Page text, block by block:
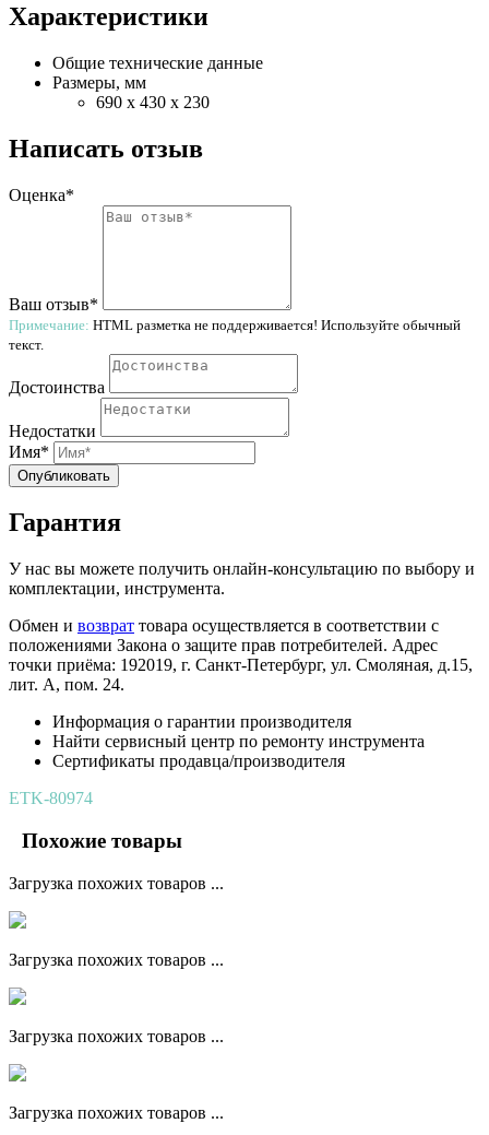
Характеристики
Общие технические данные
Размеры, мм
690 x 430 x 230
Написать отзыв
Оценка*
Ваш отзыв*
Примечание: HTML разметка не поддерживается! Используйте обычный
текст.
Достоинства
Недостатки
Имя*
Опубликовать
Гарантия
У нас вы можете получить онлайн-консультацию по выбору и
комплектации, инструмента.
Обмен и возврат товара осуществляется в соответствии с
положениями Закона о защите прав потребителей. Адрес
точки приёма: 192019, г. Санкт-Петербург, ул. Смоляная, д.15,
лит. А, пом. 24.
Информация о гарантии производителя
Найти сервисный центр по ремонту инструмента
Сертификаты продавца/производителя
ETK-80974
Похожие товары
Загрузка похожих товаров ...
Загрузка похожих товаров ...
Загрузка похожих товаров ...
Загрузка похожих товаров ...